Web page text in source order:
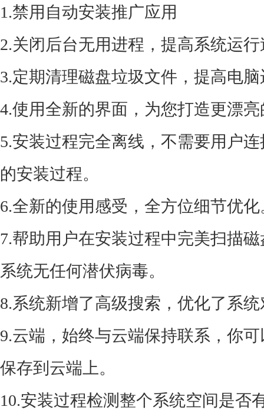
1.禁用自动安装推广应用
2.关闭后台无用进程，提高系统运
3.定期清理磁盘垃圾文件，提高电
4.使用全新的界面，为您打造更漂
5.安装过程完全离线，不需要用户
的安装过程。
6.全新的使用感受，全方位细节优化
7.帮助用户在安装过程中完美扫描
系统无任何潜伏病毒。
8.系统新增了高级搜索，优化了系
9.云端，始终与云端保持联系，你
保存到云端上。
10.安装过程检测整个系统空间是否